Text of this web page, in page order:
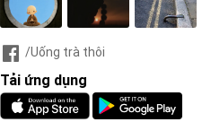
/Uống trà thôi
Tải ứng dụng